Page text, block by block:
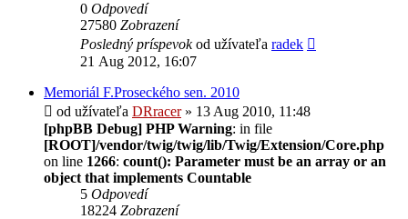
0 Odpovedí
27580 Zobrazení
Posledný príspevokod užívateľa radek
21 Aug 2012, 16:07
Memoriál F.Proseckého sen. 2010
od užívateľa DRracer» 13 Aug 2010, 11:48
[phpBB Debug] PHP Warning: in file
[ROOT]/vendor/twig/twig/lib/Twig/Extension/Core.php
on line 1266: count(): Parameter must be an array or an
object that implements Countable
5 Odpovedí
18224 Zobrazení